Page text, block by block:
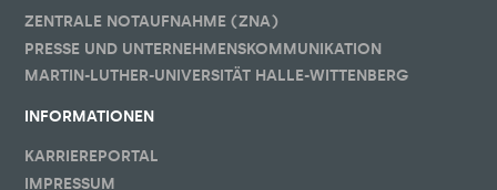
ZENTRALE NOTAUFNAHME (ZNA)
PRESSE UND UNTERNEHMENSKOMMUNIKATION
MARTIN-LUTHER-UNIVERSITÄT HALLE-WITTENBERG
INFORMATIONEN
KARRIEREPORTAL
IMPRESSUM